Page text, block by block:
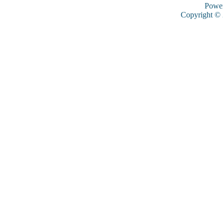
Copyright ©